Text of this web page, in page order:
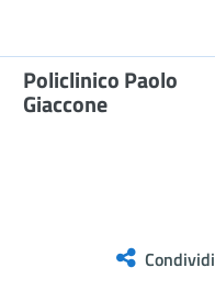
Policlinico Paolo
Giaccone
Condividi